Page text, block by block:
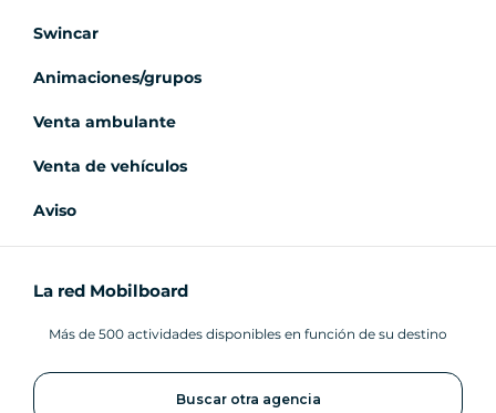
Swincar
Animaciones/grupos
Venta ambulante
Venta de vehículos
Aviso
La red Mobilboard
Más de 500 actividades disponibles en función de su destino
Buscar otra agencia